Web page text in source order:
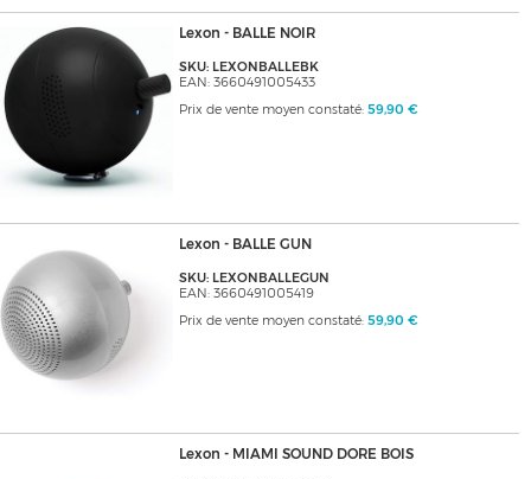
Lexon - BALLE NOIR
SKU: LEXONBALLEBK
EAN: 3660491005433
Prix de vente moyen constaté: 59,90 €
Lexon - BALLE GUN
SKU: LEXONBALLEGUN
EAN: 3660491005419
Prix de vente moyen constaté: 59,90 €
Lexon - MIAMI SOUND DORE BOIS